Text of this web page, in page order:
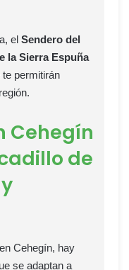
el Sendero del
la Sierra Espuña
permitirán
Cehegín
de
Cehegín, hay
se adaptan a